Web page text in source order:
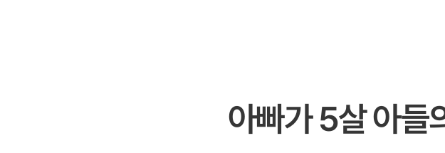
아빠가 5살 아들